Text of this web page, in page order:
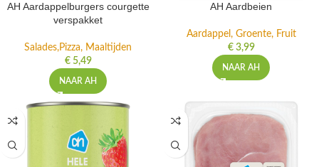
AH Aardappelburgers courgette
verspakket
Salades,Pizza, Maaltijden
€5,49
NAAR AH
AH Aardbeien
Aardappel, Groente, Fruit
€3,99
NAAR AH